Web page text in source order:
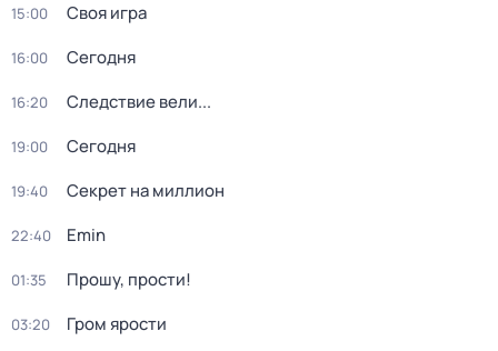
15:00 Своя игра
16:00 Сегодня
16:20 Следствие вели...
19:00 Сегодня
19:40 Секрет на миллион
22:40 Emin
01:35 Прошу, прости!
03:20 Гром ярости